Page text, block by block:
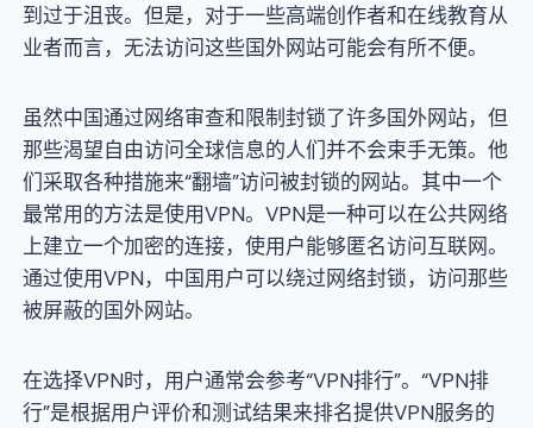
到过于沮丧。但是，对于一些高端创作者和在线教育从
业者而言，无法访问这些国外网站可能会有所不便。
虽然中国通过网络审查和限制封锁了许多国外网站，但
那些渴望自由访问全球信息的人们并不会束手无策。他
们采取各种措施来“翻墙”访问被封锁的网站。其中一个
最常用的方法是使用VPN。VPN是一种可以在公共网络
上建立一个加密的连接，使用户能够匿名访问互联网。
通过使用VPN，中国用户可以绕过网络封锁，访问那些
被屏蔽的国外网站。
在选择VPN时，用户通常会参考“VPN排行”。“VPN排
行”是根据用户评价和测试结果来排名提供VPN服务的